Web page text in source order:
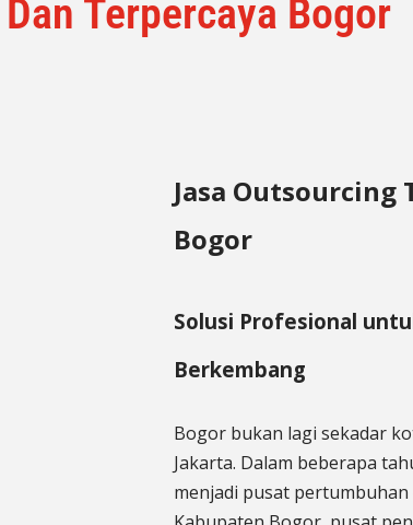
Terpercaya Bogor
Jasa Outsourcing
Bogor
Solusi Profesional
Berkembang
Bogor bukan lagi sekadar
Jakarta. Dalam beberapa
menjadi pusat